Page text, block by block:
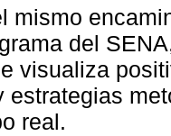
mismo
del
visualiza
estrategias
real.